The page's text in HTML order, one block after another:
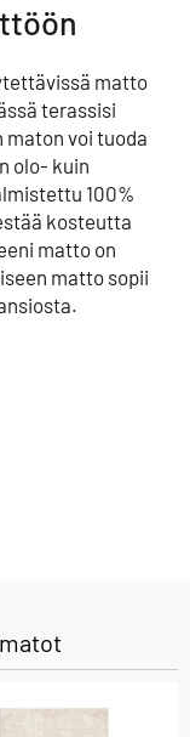
matto
terassisi
maton voi tuoda
olo- kuin
100%
kosteutta
matto on
matto sopii